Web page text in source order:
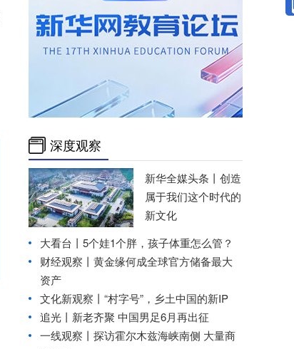
深度观察
新华全媒头条丨 创造
属于我们这个时代的
新文化
大看台丨5个娃1个胖，孩子体重怎么管？
财经观察丨 黄金缘何成全球官方储备最大
资产
文化新观察丨 “村字号”，乡土中国的新IP
追光丨 新老齐聚 中国男足6月再出征
一线观察丨探访霍尔木兹海峡南侧 大量商